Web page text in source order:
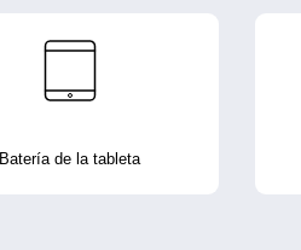
Batería de la tableta